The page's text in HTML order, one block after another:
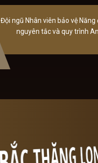
Đội ngũ Nhân viên bảo vệ
nguyên tắc và quy trình